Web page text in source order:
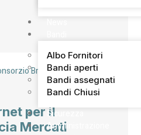
Albo Fornitori
Bandi aperti
Bandi assegnati
Bandi Chiusi
Sicurezza
Amministrazione
per il
Mercati